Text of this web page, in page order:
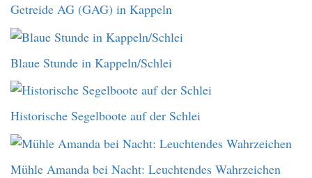
Getreide AG (GAG) in Kappeln
Blaue Stunde in Kappeln/Schlei
Historische Segelboote auf der Schlei
Mühle Amanda bei Nacht: Leuchtendes Wahrzeichen